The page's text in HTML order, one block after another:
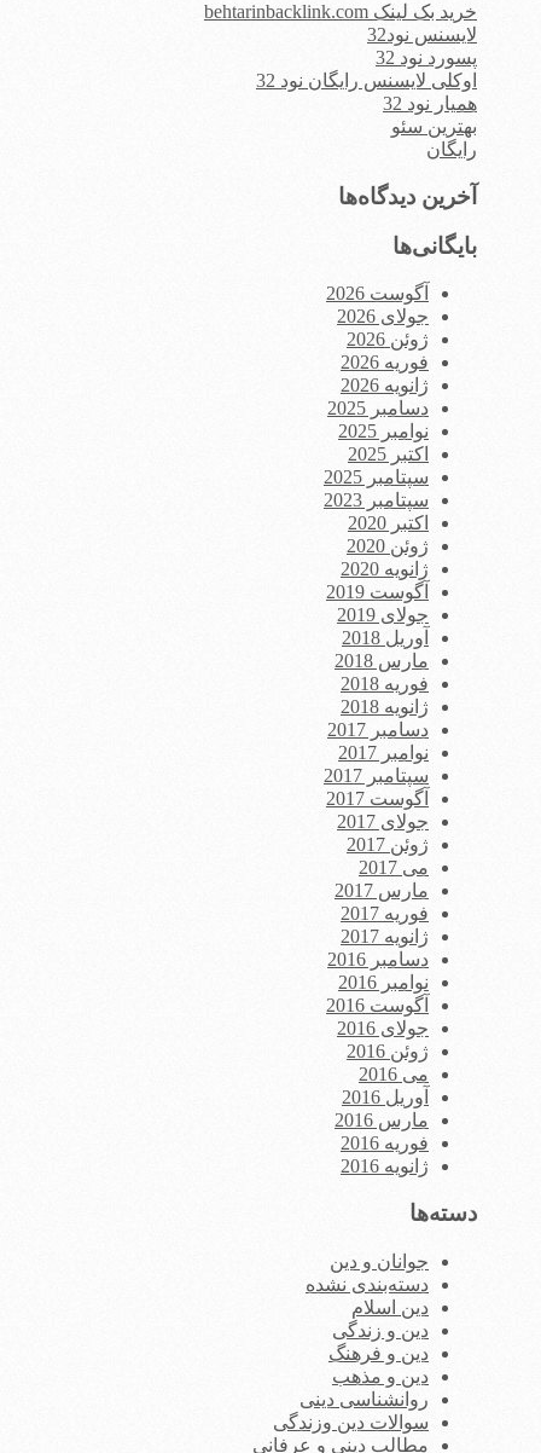
خرید بک لینک behtarinbacklink.com
لایسنس نود32
پسورد نود 32
اوکلی لایسنس رایگان نود 32
همیار نود 32
بهترین سئو
رایگان
آخرین دیدگاه‌ها
بایگانی‌ها
آگوست 2026
جولای 2026
ژوئن 2026
فوریه 2026
ژانویه 2026
دسامبر 2025
نوامبر 2025
اکتبر 2025
سپتامبر 2025
سپتامبر 2023
اکتبر 2020
ژوئن 2020
ژانویه 2020
آگوست 2019
جولای 2019
آوریل 2018
مارس 2018
فوریه 2018
ژانویه 2018
دسامبر 2017
نوامبر 2017
سپتامبر 2017
آگوست 2017
جولای 2017
ژوئن 2017
می 2017
مارس 2017
فوریه 2017
ژانویه 2017
دسامبر 2016
نوامبر 2016
آگوست 2016
جولای 2016
ژوئن 2016
می 2016
آوریل 2016
مارس 2016
فوریه 2016
ژانویه 2016
دسته‌ها
جوانان و دین
دسته‌بندی نشده
دین اسلام
دین و زندگی
دین و فرهنگ
دین و مذهب
روانشناسی دینی
سوالات دین وزندگی
مطالب دینی و عرفانی